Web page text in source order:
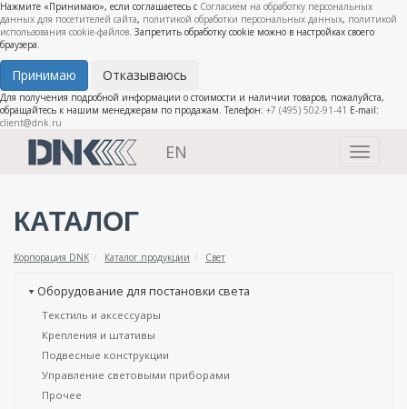
Нажмите «Принимаю», если соглашаетесь с Согласием на обработку персональных
данных для посетителей сайта, политикой обработки персональных данных, политикой
использования cookie-файлов. Запретить обработку cookie можно в настройках своего
браузера.
Принимаю Отказываюсь
Для получения подробной информации о стоимости и наличии товаров, пожалуйста,
обращайтесь к нашим менеджерам по продажам. Телефон: +7 (495) 502-91-41 E-mail:
client@dnk.ru
Toggle
EN
КАТАЛОГ
Корпорация DNK Каталог продукции Свет
Оборудование для постановки света
Текстиль и аксессуары
Крепления и штативы
Подвесные конструкции
Управление световыми приборами
Прочее